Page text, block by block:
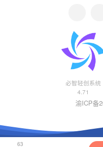
必智轻创系统
4.71
渝ICP备
63